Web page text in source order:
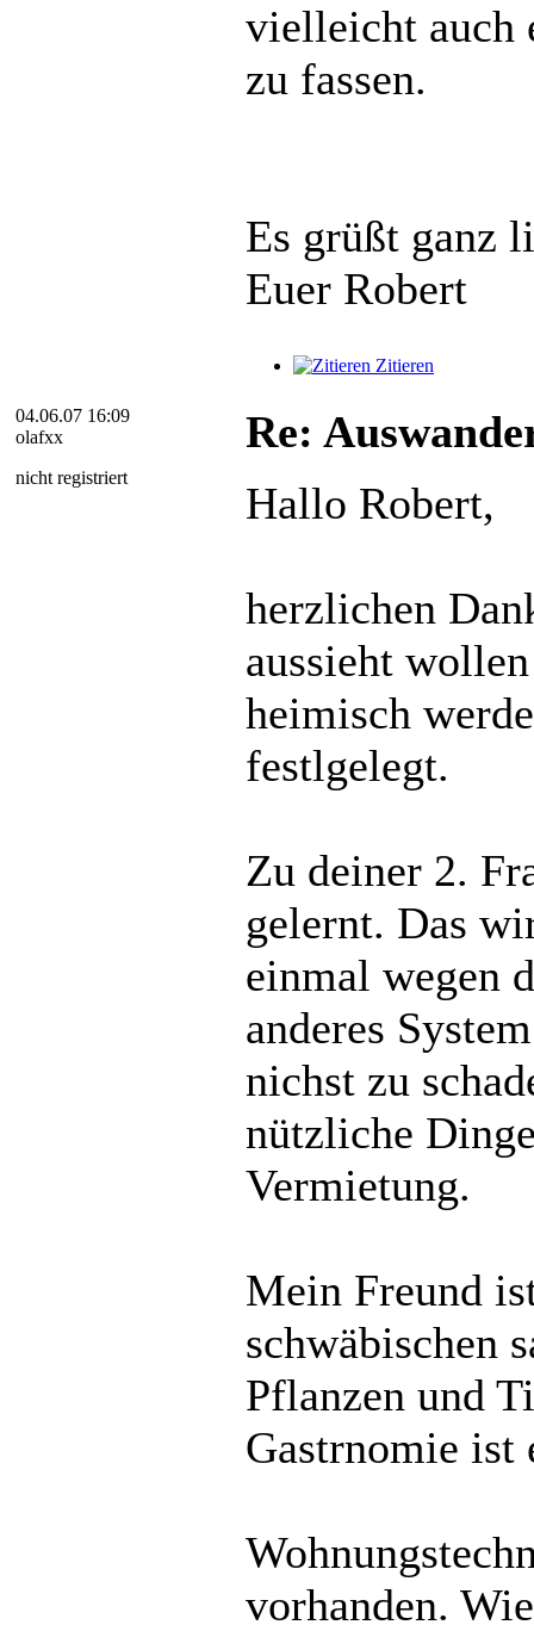
vielleicht auch
zu fassen.
Es grüßt ganz
Euer Robert
Zitieren
04.06.07 16:09
olafxx
nicht registriert
Re:
Hallo Robert,
herzlichen
aussieht
heimisch
festlgelegt.
Zu deiner 2.
gelernt. Das
einmal wegen
anderes
nichst zu
nützliche
Vermietung.
Mein Freund
schwäbischen
Pflanzen und
Gastrnomie
vorhanden.